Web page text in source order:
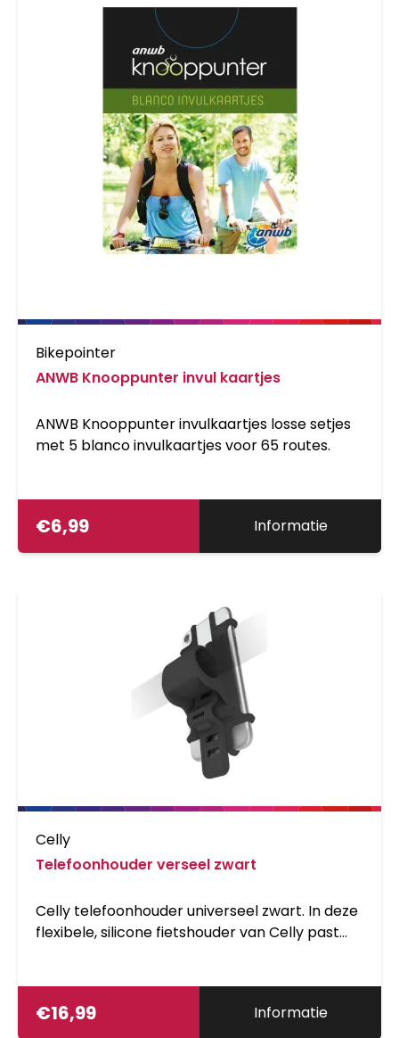
Bikepointer
ANWB Knooppunter invul kaartjes
ANWB Knooppunter invulkaartjes losse setjes
met 5 blanco invulkaartjes voor 65 routes.
€6,99 Informatie
Celly
Telefoonhouder verseel zwart
Celly telefoonhouder universeel zwart. In deze
flexibele, silicone fietshouder van Celly past
voor dagelijks gebruik en voor diverse sport
€16,99 Informatie